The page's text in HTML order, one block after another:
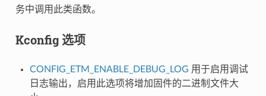
务中调用此类函数。
Kconfig 选项
CONFIG_ETM_ENABLE_DEBUG_LOG 用于启用调试
日志输出，启用此选项将增加固件的二进制文件大